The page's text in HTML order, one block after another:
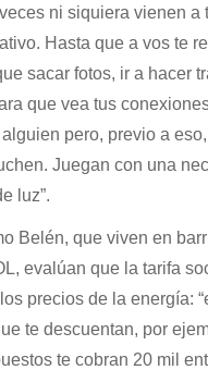
ni siquiera vienen a
Hasta que a vos te
sacar fotos, ir a hacer
que vea tus
pero, previo a
Juegan con una
luz”.
Belén, que viven en
evalúan que la tarifa
precios de la energía:
te descuentan, por
te cobran 20 mil